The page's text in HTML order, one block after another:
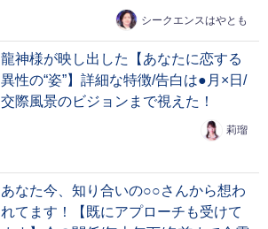
シークエンスはやとも
龍神様が映し出した【あなたに恋する
異性の“姿”】詳細な特徴/告白は●月×日/
交際風景のビジョンまで視えた！
莉瑠
あなた今、知り合いの○○さんから想わ
れてます！【既にアプローチも受けて